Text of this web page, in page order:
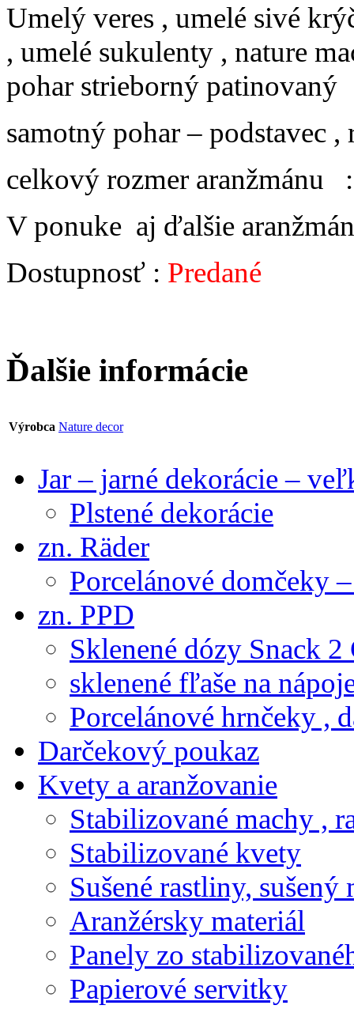
Umelý veres , umelé sivé
, umelé sukulenty , nature
pohar strieborný patinovaný
samotný pohar – podstavec
celkový rozmer aranžmánu
V ponuke aj ďalšie
Dostupnosť : Predané
Ďalšie informácie
Výrobca Nature decor
Jar – jarné dekorácie –
Plstené dekorácie
zn. Räder
Porcelánové domčeky
zn. PPD
Sklenené dózy Snack 2
sklenené fľaše na
Porcelánové hrnčeky ,
Darčekový poukaz
Kvety a aranžovanie
Stabilizované machy ,
Stabilizované kvety
Sušené rastliny,
Aranžérsky materiál
Panely zo
Papierové servitky